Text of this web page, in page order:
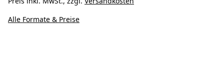
Alle Formate & Preise